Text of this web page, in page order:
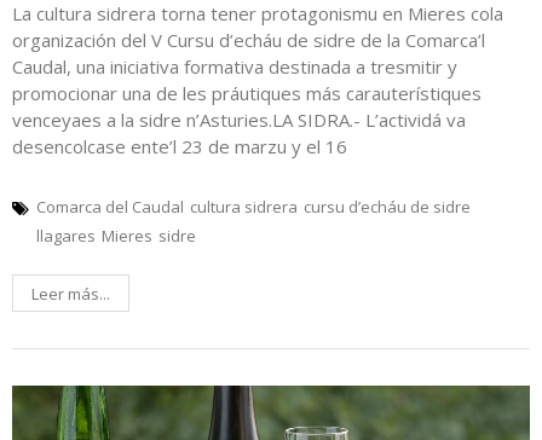
La cultura sidrera torna tener protagonismu en Mieres cola
organización del V Cursu d’echáu de sidre de la Comarca’l
Caudal, una iniciativa formativa destinada a tresmitir y
promocionar una de les práutiques más carauterístiques
venceyaes a la sidre n’Asturies.LA SIDRA.- L’actividá va
desencolcase ente’l 23 de marzu y el 16
Comarca del Caudal cultura sidrera cursu d’echáu de sidre
llagares Mieres sidre
Leer más...